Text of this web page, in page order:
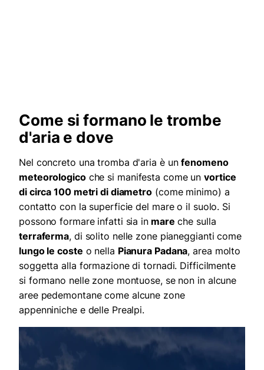
Come si formano le trombe
d'aria e dove
Nel concreto una tromba d'aria è unfenomeno
meteorologicoche si manifesta come unvortice
di circa 100 metri di diametro (come minimo) a
contatto con la superficie del mare o il suolo. Si
possono formare infatti sia in mare che sulla
terraferma, di solito nelle zone pianeggianti come
lungo le coste o nella Pianura Padana, area molto
soggetta alla formazione di tornadi. Difficilmente
si formano nelle zone montuose, se non in alcune
aree pedemontane come alcune zone
appenniniche e delle Prealpi.